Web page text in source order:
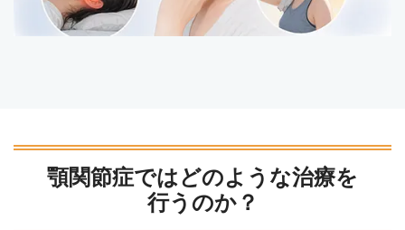
顎関節症ではどのような治療を
行うのか？